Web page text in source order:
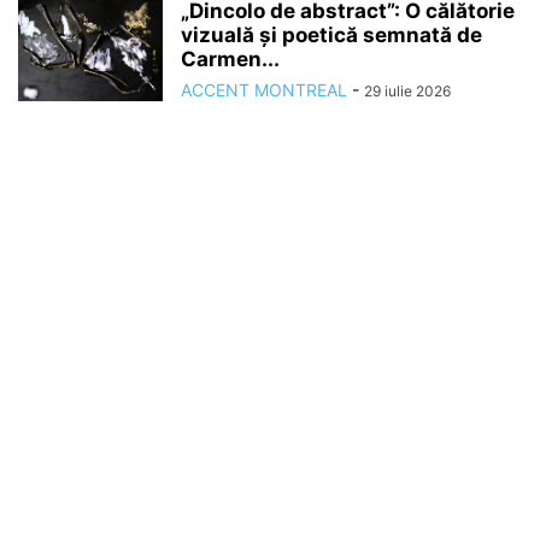
„Dincolo de abstract”: O călătorie
vizuală și poetică semnată de
Carmen...
ACCENT MONTREAL - 29 iulie 2026